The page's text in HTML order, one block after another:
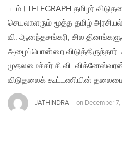
படம் | TELEGRAPH தமிழர்
செயலாளரும் மூத்த தமிழ்
வி. ஆனந்தசங்கரி, சில
அழைப்பொன்றை விடுத்திருந்தார்.
முதலமைச்சர் சி.வி.
விடுதலைக் கூட்டணியின்
JATHINDRA on December 7,